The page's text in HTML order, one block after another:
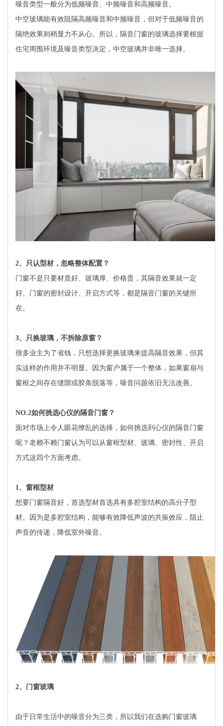
噪音类型一般分为低频噪音、中频噪音和高频噪音。
中空玻璃能有效阻隔高频噪音和中频噪音，但对于低频噪音的
隔绝效果则稍显力不从心。所以，隔音门窗的玻璃选择要根据
住宅周围环境及噪音类型决定，中空玻璃并非唯一选择。
2、只认型材，忽略整体配置？
门窗不是只要材质好、玻璃厚、价格贵，其隔音效果就一定
好。门窗的密封设计、开启方式等，都是隔音门窗的关键所
在。
3、只换玻璃，不拆除原窗？
很多业主为了省钱，只想选择更换玻璃来提高隔音效果，但其
实这样的作用并不明显。因为窗户属于一个整体，如果窗扇与
窗框之间存在缝隙或胶条脱落等，噪音问题依旧无法改善。
NO.2如何挑选心仪的隔音门窗？
面对市场上令人眼花缭乱的选择，如何挑选到心仪的隔音门窗
呢？老赖不赖门窗认为可以从窗框型材、玻璃、密封性、开启
方式这四个方面考虑。
1、窗框型材
想要门窗隔音好，首选型材首选具有多腔室结构的高分子型
材。因为是多腔室结构，能够有效降低声波的共振效应，阻止
声音的传递，降低室外噪音。
2、门窗玻璃
由于日常生活中的噪音分为三类，所以我们在选购门窗玻璃